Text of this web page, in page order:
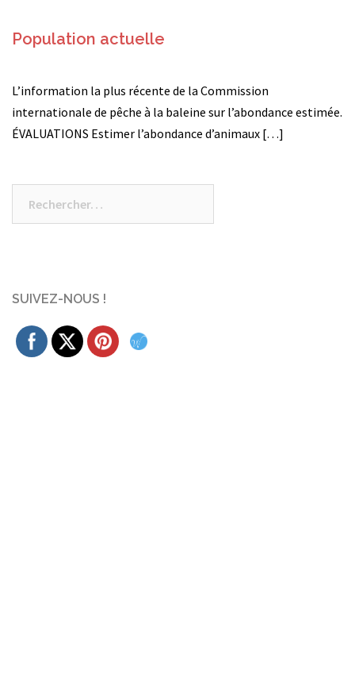
Population actuelle
L’information la plus récente de la Commission
internationale de pêche à la baleine sur l’abondance estimée.
ÉVALUATIONS Estimer l’abondance d’animaux […]
SUIVEZ-NOUS !